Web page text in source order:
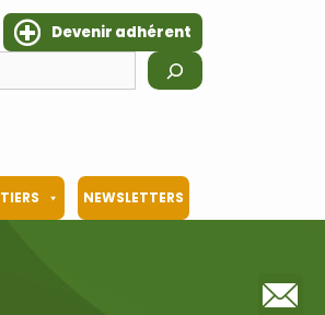
Devenir adhérent
NEWSLETTERS